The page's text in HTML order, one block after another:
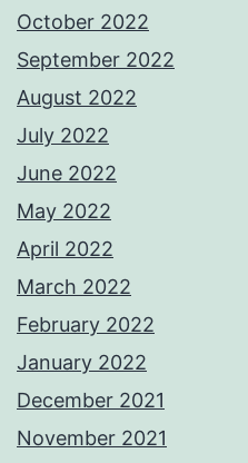
October 2022
September 2022
August 2022
July 2022
June 2022
May 2022
April 2022
March 2022
February 2022
January 2022
December 2021
November 2021